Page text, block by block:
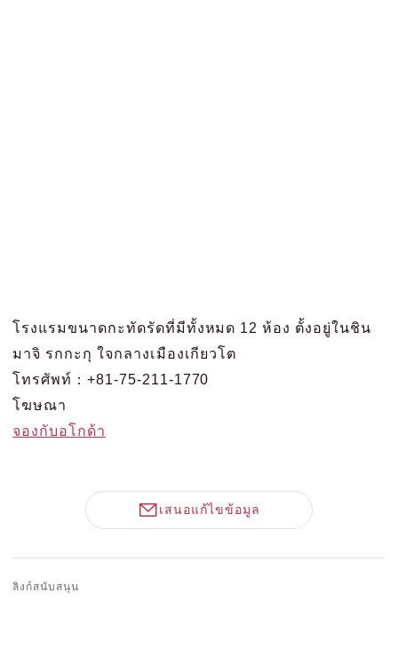
โรงแรมขนาดกะทัดรัดที่มีทั้งหมด 12 ห้อง ตั้งอยู่ในชิน
มาจิ รกกะกุ ใจกลางเมืองเกียวโต
โทรศัพท์：+81-75-211-1770
โฆษณา
จองกับอโกด้า
เสนอแก้ไขข้อมูล
ลิงก์สนับสนุน